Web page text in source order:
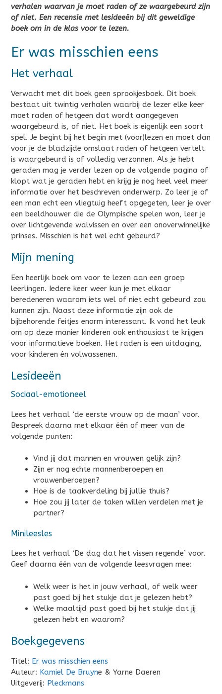
verhalen waarvan je moet raden of ze waargebeurd zijn
of niet. Een recensie met lesideeën bij dit geweldige
boek om in de klas voor te lezen.
Er was misschien eens
Het verhaal
Verwacht met dit boek geen sprookjesboek. Dit boek
bestaat uit twintig verhalen waarbij de lezer elke keer
moet raden of hetgeen dat wordt aangegeven
waargebeurd is, of niet. Het boek is eigenlijk een soort
spel. Je begint bij het begin met (voor)lezen en moet dan
voor je de bladzijde omslaat raden of hetgeen vertelt
is waargebeurd is of volledig verzonnen. Als je hebt
geraden mag je verder lezen op de volgende pagina of
klopt wat je geraden hebt en krijg je nog heel veel meer
informatie over het beschreven onderwerp. Zo leer je of
een man echt een vliegtuig heeft opgegeten, leer je over
een beeldhouwer die de Olympische spelen won, leer je
over lichtgevende walvissen en over een onoverwinnelijke
prinses. Misschien is het wel echt gebeurd?
Mijn mening
Een heerlijk boek om voor te lezen aan een groep
leerlingen. Iedere keer weer kun je met elkaar
beredeneren waarom iets wel of niet echt gebeurd zou
kunnen zijn. Naast deze informatie zijn ook de
bijbehorende feitjes enorm interessant. Ik vond het leuk
om op deze manier kinderen ook enthousiast te krijgen
voor informatieve boeken. Het raden is een uitdaging,
voor kinderen én volwassenen.
Lesideeën
Sociaal-emotioneel
Lees het verhaal ‘de eerste vrouw op de maan’ voor.
Bespreek daarna met elkaar één of meer van de
volgende punten:
Vind jij dat mannen en vrouwen gelijk zijn?
Zijn er nog echte mannenberoepen en
vrouwenberoepen?
Hoe is de taakverdeling bij jullie thuis?
Hoe zou jij later de taken willen verdelen met je
partner?
Minileesles
Lees het verhaal ‘De dag dat het vissen regende’ voor.
Geef daarna één van de volgende leesvragen mee:
Welk weer is het in jouw verhaal, of welk weer
past goed bij het stukje dat je gelezen hebt?
Welke maaltijd past goed bij het stukje dat jij
gelezen hebt en waarom?
Boekgegevens
Titel: Er was misschien eens
Auteur: Kamiel De Bruyne & Yarne Daeren
Uitgeverij: Pleckmans